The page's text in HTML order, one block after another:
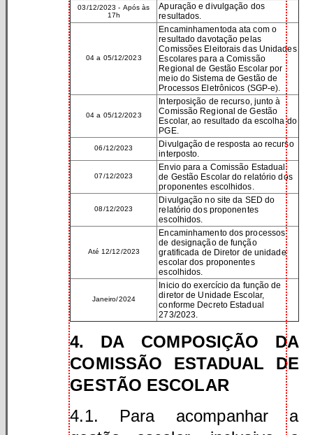
03/12/2023 - Após às
17h
Apuração e divulgação dos
resultados.
04 a 05/12/2023
Encaminhamentoda ata com o
resultado davotação pelas
Comissões Eleitorais das Unidades
Escolares para a Comissão
Regional de Gestão Escolar por
meio do Sistema de Gestão de
Processos Eletrônicos (SGP-e).
04 a 05/12/2023
Interposição de recurso, junto à
Comissão Regional de Gestão
Escolar, ao resultado da escolha do
PGE.
06/12/2023
Divulgação de resposta ao recurso
interposto.
07/12/2023
Envio para a Comissão Estadual
de Gestão Escolar do relatório dos
proponentes escolhidos.
08/12/2023
Divulgação no site da SED do
relatório dos proponentes
escolhidos.
Até 12/12/2023
Encaminhamento dos processos
de designação de função
gratificada de Diretor de unidade
escolar dos proponentes
escolhidos.
Janeiro/2024
Inicio do exercício da função de
diretor de Unidade Escolar,
conforme Decreto Estadual
273/2023.
4. DA COMPOSIÇÃO DA
COMISSÃO ESTADUAL DE
GESTÃO ESCOLAR
4.1. Para acompanhar a